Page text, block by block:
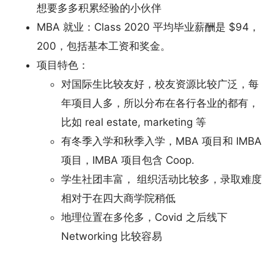
想要多多积累经验的小伙伴
MBA 就业：Class 2020 平均毕业薪酬是 $94，
200，包括基本工资和奖金。
项目特色：
对国际生比较友好，校友资源比较广泛，每
年项目人多，所以分布在各行各业的都有，
比如 real estate, marketing 等
有冬季入学和秋季入学，MBA 项目和 IMBA
项目，IMBA 项目包含 Coop.
学生社团丰富， 组织活动比较多，录取难度
相对于在四大商学院稍低
地理位置在多伦多，Covid 之后线下
Networking 比较容易